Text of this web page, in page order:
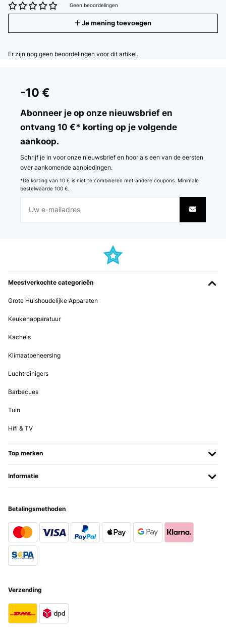
Geen beoordelingen
Je mening toevoegen
Er zijn nog geen beoordelingen voor dit artikel.
-10 €
Abonneer je op onze nieuwsbrief en
ontvang 10 €* korting op je volgende
aankoop.
Schrijf je in voor onze nieuwsbrief en hoor als een van de eersten
over aankomende aanbiedingen.
*De korting van 10 € is niet te combineren met andere coupons. Minimale
bestelwaarde 100 €.
Meestverkochte categorieën
Grote Huishoudelijke Apparaten
Keukenapparatuur
Kachels
Klimaatbeheersing
Luchtreinigers
Barbecues
Tuin
Hifi & TV
Top merken
Informatie
Betalingsmethoden
Verzending